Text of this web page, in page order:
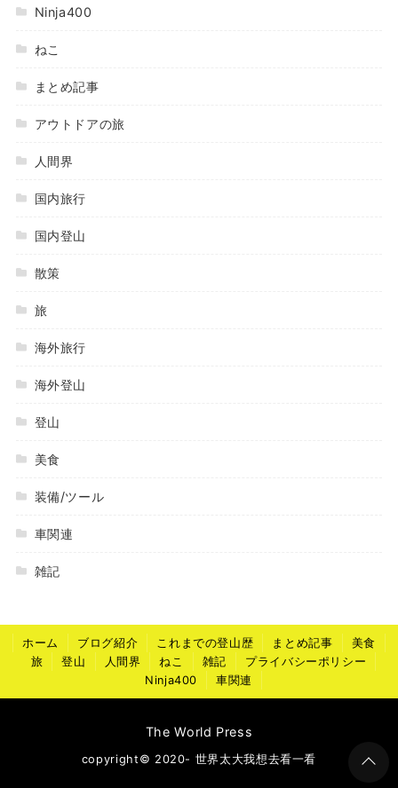
Ninja400
ねこ
まとめ記事
アウトドアの旅
人間界
国内旅行
国内登山
散策
旅
海外旅行
海外登山
登山
美食
装備/ツール
車関連
雑記
ホーム ブログ紹介 これまでの登山歴 まとめ記事
美食
旅
登山 人間界 ねこ 雑記
プライバシーポリシー
Ninja400
車関連
The World Press
copyright© 2020- 世界太大我想去看一看